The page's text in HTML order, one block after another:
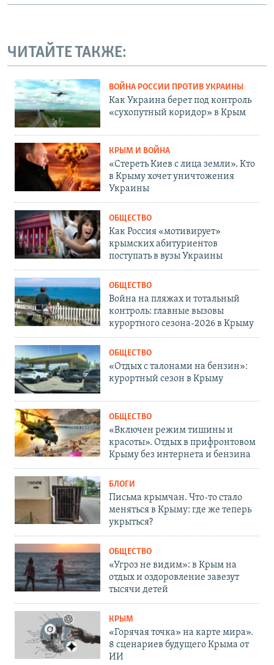
ЧИТАЙТЕ ТАКЖЕ:
ВОЙНА РОССИИ ПРОТИВ УКРАИНЫ
Как Украина берет под контроль
«сухопутный коридор» в Крым
КРЫМ И ВОЙНА
«Стереть Киев с лица земли». Кто
в Крыму хочет уничтожения
Украины
ОБЩЕСТВО
Как Россия «мотивирует»
крымских абитуриентов
поступать в вузы Украины
ОБЩЕСТВО
Война на пляжах и тотальный
контроль: главные вызовы
курортного сезона-2026 в Крыму
ОБЩЕСТВО
«Отдых с талонами на бензин»:
курортный сезон в Крыму
ОБЩЕСТВО
«Включен режим тишины и
красоты». Отдых в прифронтовом
Крыму без интернета и бензина
БЛОГИ
Письма крымчан. Что-то стало
меняться в Крыму: где же теперь
укрыться?
ОБЩЕСТВО
«Угроз не видим»: в Крым на
отдых и оздоровление завезут
тысячи детей
КРЫМ
«Горячая точка» на карте мира».
8 сценариев будущего Крыма от
ИИ